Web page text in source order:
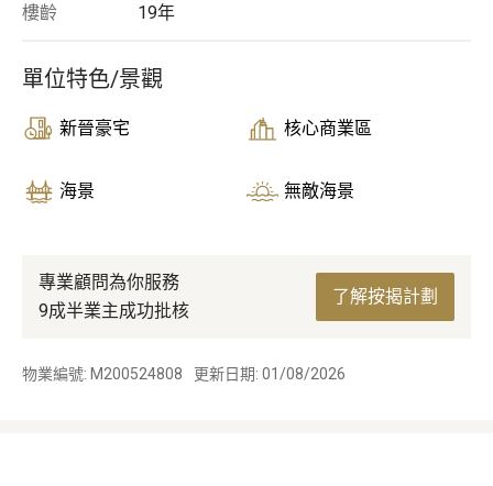
樓齡
19年
單位特色/景觀
新晉豪宅 核心商業區
海景 無敵海景
專業顧問為你服務
9成半業主成功批核
了解按揭計劃
物業編號: M200524808 更新日期: 01/08/2026